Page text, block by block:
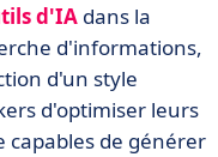
d'IA dans la
d'informations,
d'un style
d'optimiser leurs
capables de générer